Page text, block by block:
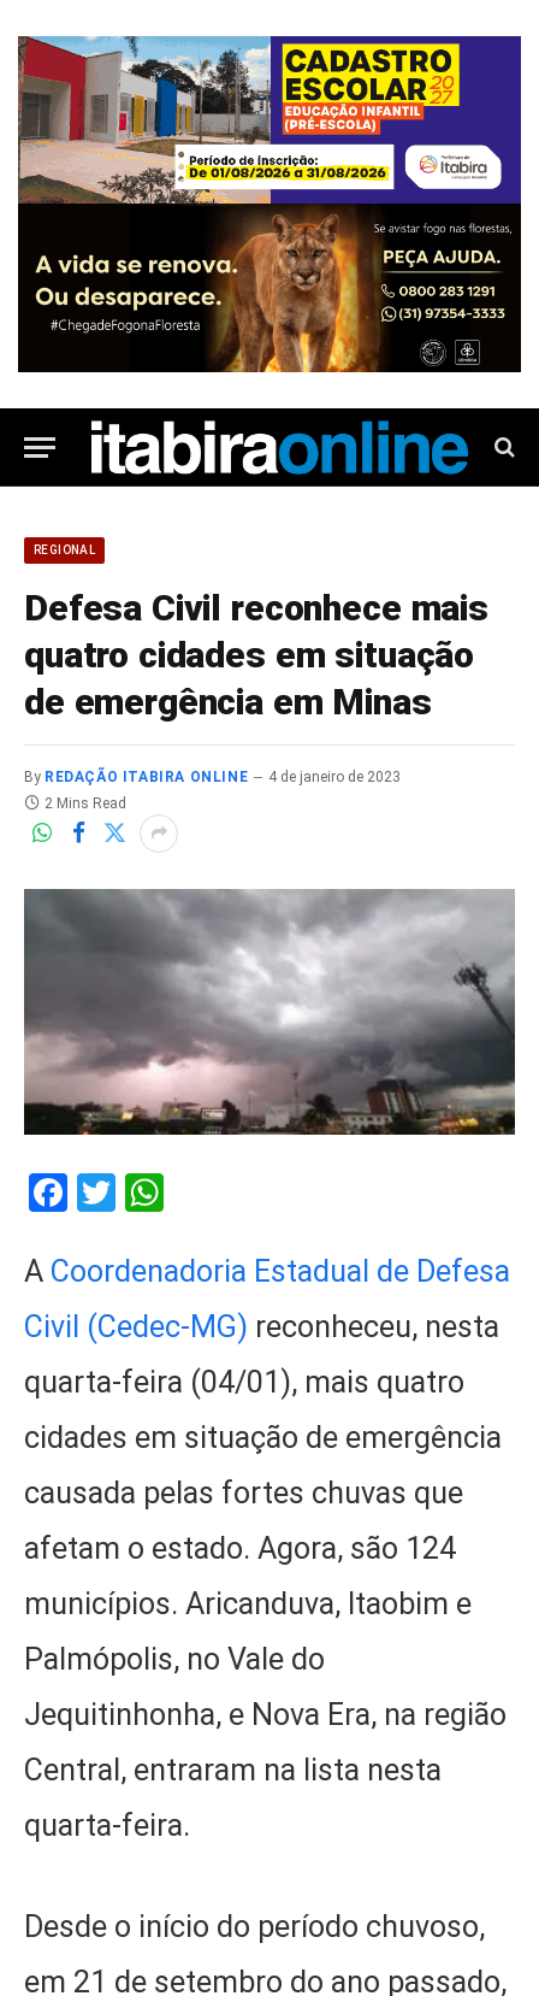
REGIONAL
Defesa Civil reconhece mais
quatro cidades em situação
de emergência em Minas
By REDAÇÃO ITABIRA ONLINE
4 de janeiro de 2023
2 Mins Read
Facebook
Twitter
A Coordenadoria Estadual de Defesa
Civil (Cedec-MG) reconheceu, nesta
quarta-feira (04/01), mais quatro
cidades em situação de emergência
causada pelas fortes chuvas que
afetam o estado. Agora, são 124
municípios. Aricanduva, Itaobim e
Palmópolis, no Vale do
Jequitinhonha, e Nova Era, na região
Central, entraram na lista nesta
quarta-feira.
Desde o início do período chuvoso,
em 21 de setembro do ano passado,